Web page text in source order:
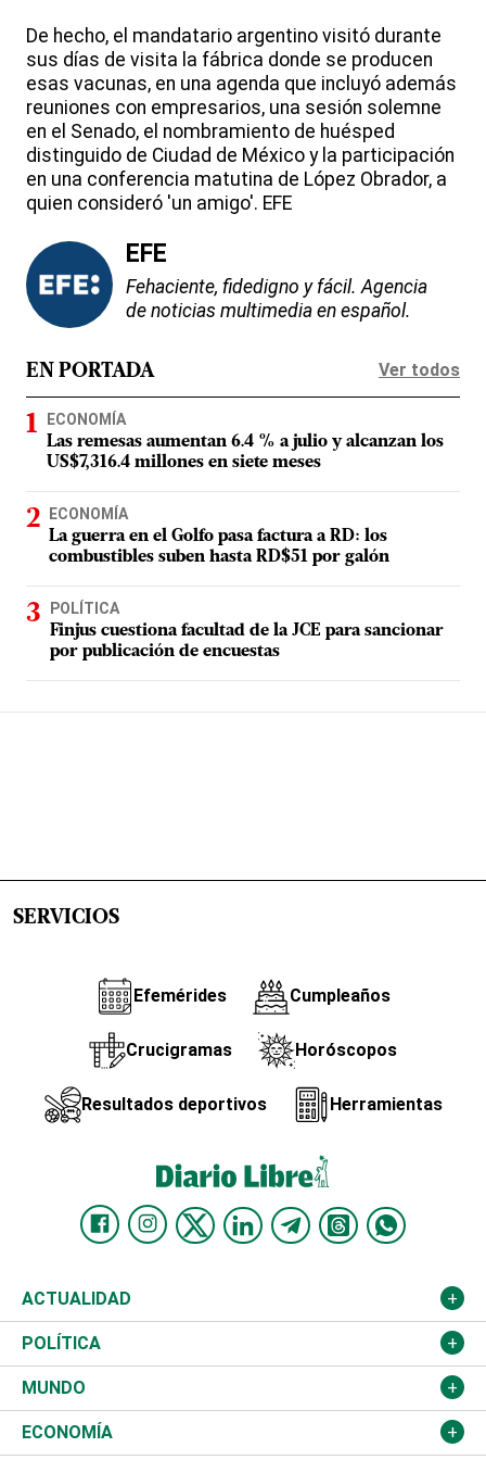
De hecho, el mandatario argentino visitó durante
sus días de visita la fábrica donde se producen
esas vacunas, en una agenda que incluyó además
reuniones con empresarios, una sesión solemne
en el Senado, el nombramiento de huésped
distinguido de Ciudad de México y la participación
en una conferencia matutina de López Obrador, a
quien consideró 'un amigo'. EFE
EFE
Fehaciente, fidedigno y fácil. Agencia
de noticias multimedia en español.
EN PORTADA Ver todos
ECONOMÍA
Las remesas aumentan 6.4 % a julio y alcanzan los
US$7,316.4 millones en siete meses
ECONOMÍA
La guerra en el Golfo pasa factura a RD: los
combustibles suben hasta RD$51 por galón
POLÍTICA
Finjus cuestiona facultad de la JCE para sancionar
por publicación de encuestas
SERVICIOS
Efemérides Cumpleaños
Crucigramas Horóscopos
Resultados deportivos Herramientas
ACTUALIDAD
Nacional
Ciudad
Educación
POLÍTICA
Partidos
JCE
MUNDO
Estados Unidos
ECONOMÍA